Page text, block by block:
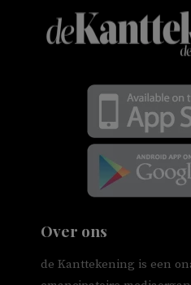
Over ons
de Kanttekening is een